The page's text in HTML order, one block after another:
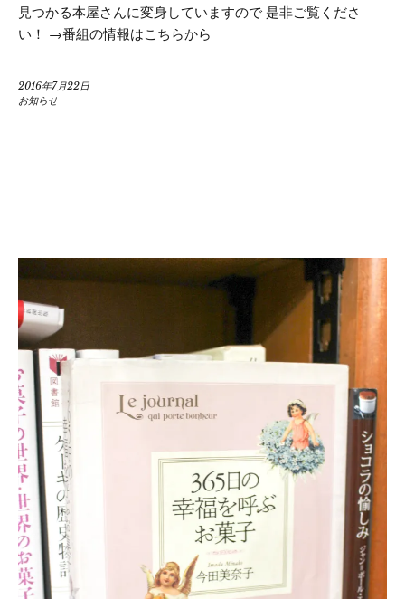
見つかる本屋さんに変身していますので 是非ご覧くださ
い！ →番組の情報はこちらから
2016年7月22日
お知らせ